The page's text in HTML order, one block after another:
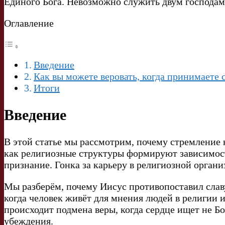
Оглавление
Введение
Как вы можете веровать, когда принимаете
Итоги
Введение
В этой статье мы рассмотрим, почему стремление
как религиозные структуры формируют
признание. Гонка за карьеру в религиозной
Мы разберём, почему Иисус противопоставил
когда человек живёт для мнения людей в
происходит подмена веры, когда сердце ищет не
убеждения.